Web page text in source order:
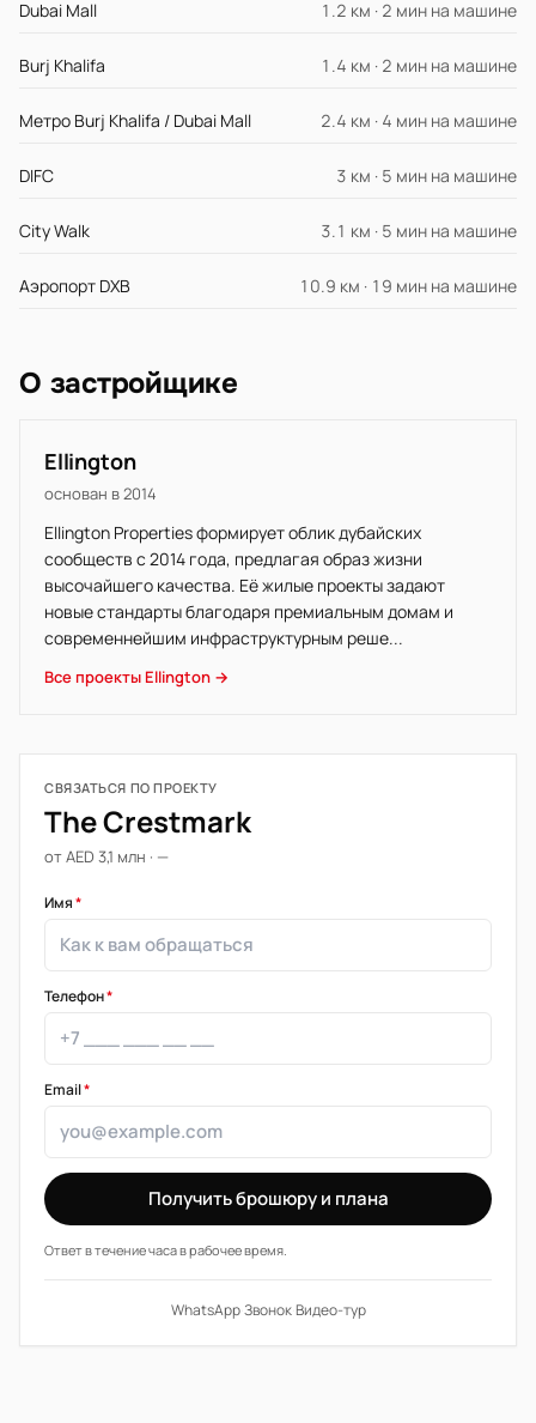
Dubai Mall 1.2 км · 2 мин на машине
Burj Khalifa 1.4 км · 2 мин на машине
Метро Burj Khalifa / Dubai Mall 2.4 км · 4 мин на машине
DIFC 3 км · 5 мин на машине
City Walk 3.1 км · 5 мин на машине
Аэропорт DXB 10.9 км · 19 мин на машине
О застройщике
Ellington
основан в 2014
Ellington Properties формирует облик дубайских
сообществ с 2014 года, предлагая образ жизни
высочайшего качества. Её жилые проекты задают
новые стандарты благодаря премиальным домам и
современнейшим инфраструктурным реше...
Все проекты Ellington →
СВЯЗАТЬСЯ ПО ПРОЕКТУ
The Crestmark
от AED 3,1 млн · —
Имя*
Телефон*
Email*
Получить брошюру и плана
Ответ в течение часа в рабочее время.
WhatsApp·Звонок·Видео-тур